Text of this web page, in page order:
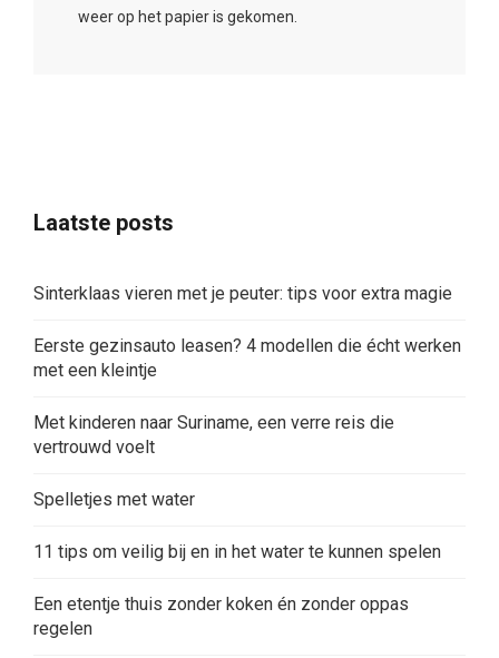
weer op het papier is gekomen.
Laatste posts
Sinterklaas vieren met je peuter: tips voor extra magie
Eerste gezinsauto leasen? 4 modellen die écht werken
met een kleintje
Met kinderen naar Suriname, een verre reis die
vertrouwd voelt
Spelletjes met water
11 tips om veilig bij en in het water te kunnen spelen
Een etentje thuis zonder koken én zonder oppas
regelen